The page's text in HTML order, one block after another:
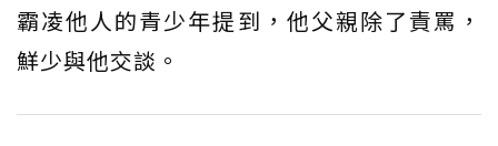
霸凌他人的青少年提到，他父親除了責罵，
鮮少與他交談。